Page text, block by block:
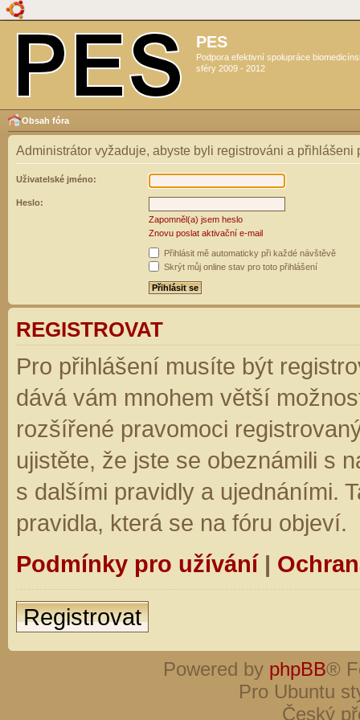
PES
Podpora efektivní spolupráce
sféry 2009 - 2012
Obsah fóra
Administrátor vyžaduje, abyste byli registrováni a přihlášeni
Uživatelské jméno:
Heslo:
Zapomněl(a) jsem heslo
Znovu poslat aktivační e-mail
Přihlásit mě automaticky při každé návštěvě
Skrýt můj online stav pro toto přihlášení
REGISTROVAT
Pro přihlášení musíte být
dává vám mnohem větší
rozšířené pravomoci
ujistěte, že jste se obeznámili s
s dalšími pravidly a ujednáními.
pravidla, která se na fóru objeví.
Podmínky pro užívání|
Registrovat
Powered by phpBB®
Pro Ubuntu
Český